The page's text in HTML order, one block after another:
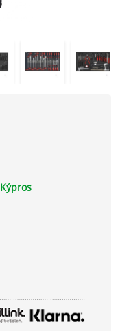
Kýpros